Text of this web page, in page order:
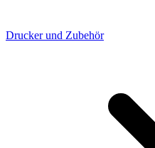
Drucker und Zubehör